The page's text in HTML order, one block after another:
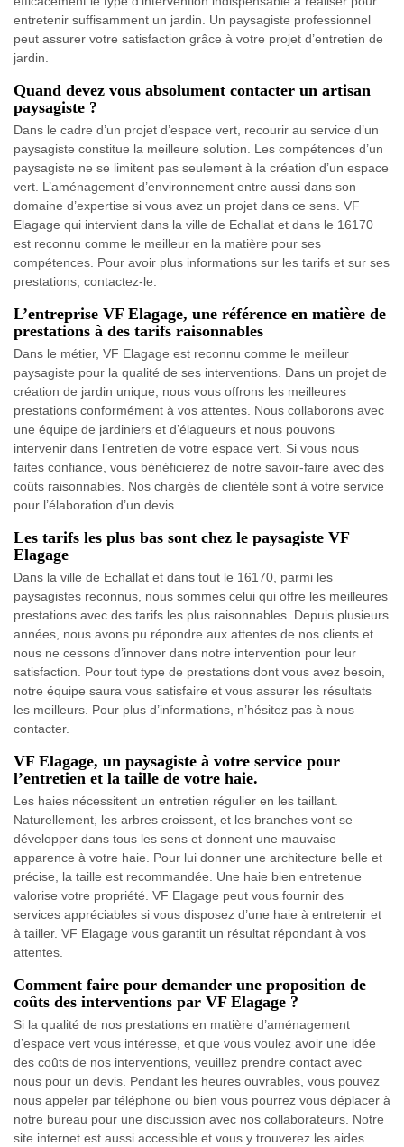
entretenir suffisamment un jardin. Un paysagiste professionnel
peut assurer votre satisfaction grâce à votre projet d’entretien de
jardin.
Quand devez vous absolument contacter un artisan
paysagiste ?
Dans le cadre d’un projet d’espace vert, recourir au service d’un
paysagiste constitue la meilleure solution. Les compétences d’un
paysagiste ne se limitent pas seulement à la création d’un espace
vert. L’aménagement d’environnement entre aussi dans son
domaine d’expertise si vous avez un projet dans ce sens. VF
Elagage qui intervient dans la ville de Echallat et dans le 16170
est reconnu comme le meilleur en la matière pour ses
compétences. Pour avoir plus informations sur les tarifs et sur ses
prestations, contactez-le.
L’entreprise VF Elagage, une référence en matière de
prestations à des tarifs raisonnables
Dans le métier, VF Elagage est reconnu comme le meilleur
paysagiste pour la qualité de ses interventions. Dans un projet de
création de jardin unique, nous vous offrons les meilleures
prestations conformément à vos attentes. Nous collaborons avec
une équipe de jardiniers et d’élagueurs et nous pouvons
intervenir dans l’entretien de votre espace vert. Si vous nous
faites confiance, vous bénéficierez de notre savoir-faire avec des
coûts raisonnables. Nos chargés de clientèle sont à votre service
pour l’élaboration d’un devis.
Les tarifs les plus bas sont chez le paysagiste VF
Elagage
Dans la ville de Echallat et dans tout le 16170, parmi les
paysagistes reconnus, nous sommes celui qui offre les meilleures
prestations avec des tarifs les plus raisonnables. Depuis plusieurs
années, nous avons pu répondre aux attentes de nos clients et
nous ne cessons d’innover dans notre intervention pour leur
satisfaction. Pour tout type de prestations dont vous avez besoin,
notre équipe saura vous satisfaire et vous assurer les résultats
les meilleurs. Pour plus d’informations, n’hésitez pas à nous
contacter.
VF Elagage, un paysagiste à votre service pour
l’entretien et la taille de votre haie.
Les haies nécessitent un entretien régulier en les taillant.
Naturellement, les arbres croissent, et les branches vont se
développer dans tous les sens et donnent une mauvaise
apparence à votre haie. Pour lui donner une architecture belle et
précise, la taille est recommandée. Une haie bien entretenue
valorise votre propriété. VF Elagage peut vous fournir des
services appréciables si vous disposez d’une haie à entretenir et
à tailler. VF Elagage vous garantit un résultat répondant à vos
attentes.
Comment faire pour demander une proposition de
coûts des interventions par VF Elagage ?
Si la qualité de nos prestations en matière d’aménagement
d’espace vert vous intéresse, et que vous voulez avoir une idée
des coûts de nos interventions, veuillez prendre contact avec
nous pour un devis. Pendant les heures ouvrables, vous pouvez
nous appeler par téléphone ou bien vous pourrez vous déplacer à
notre bureau pour une discussion avec nos collaborateurs. Notre
site internet est aussi accessible et vous y trouverez les aides